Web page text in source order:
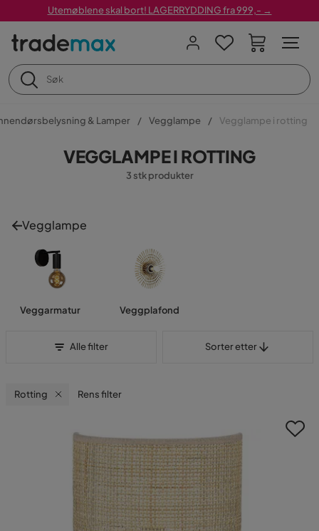
Utemøblene skal bort! LAGERRYDDING fra 999,- →
& Lamper Vegglampe Vegglampe i rotting
VEGGLAMPE I ROTTING
3 stk produkter
Vegglampe
Veggarmatur Veggplafond
Alle filter Sorter etter
Rotting Rens filter